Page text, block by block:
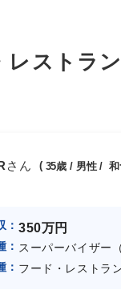
レストラ
さん 35歳 / 男性 / 和
： 350万円
： スーパーバイザー
： フード・レストラ